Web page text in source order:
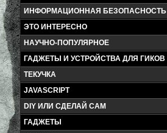
ИНФОРМАЦИОННАЯ БЕЗОПАСНОСТЬ
ЭТО ИНТЕРЕСНО
НАУЧНО-ПОПУЛЯРНОЕ
ГАДЖЕТЫ И УСТРОЙСТВА ДЛЯ ГИКОВ
ТЕКУЧКА
JAVASCRIPT
DIY ИЛИ СДЕЛАЙ САМ
ГАДЖЕТЫ